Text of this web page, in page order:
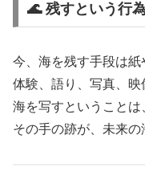
🌊 残すという行
今、海を残す手段は紙
体験、語り、写真、
海を写すということは
その手の跡が、未来の